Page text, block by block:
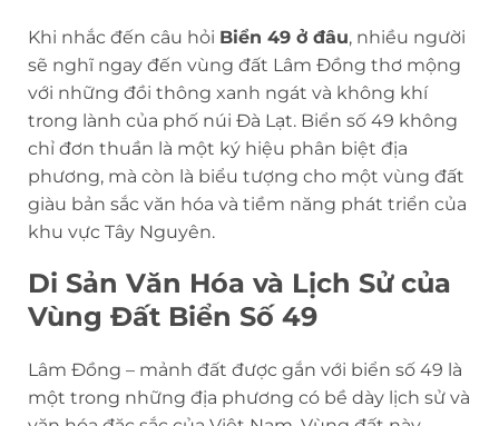
Khi nhắc đến câu hỏi Biển 49 ở đâu, nhiều người
sẽ nghĩ ngay đến vùng đất Lâm Đồng thơ mộng
với những đồi thông xanh ngát và không khí
trong lành của phố núi Đà Lạt. Biển số 49 không
chỉ đơn thuần là một ký hiệu phân biệt địa
phương, mà còn là biểu tượng cho một vùng đất
giàu bản sắc văn hóa và tiềm năng phát triển của
khu vực Tây Nguyên.
Di Sản Văn Hóa và Lịch Sử của
Vùng Đất Biển Số 49
Lâm Đồng – mảnh đất được gắn với biển số 49 là
một trong những địa phương có bề dày lịch sử và